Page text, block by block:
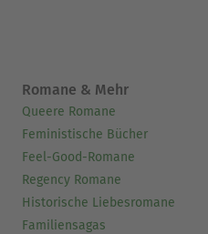
Romane & Mehr
Queere Romane
Feministische Bücher
Feel-Good-Romane
Regency Romane
Historische Liebesromane
Familiensagas